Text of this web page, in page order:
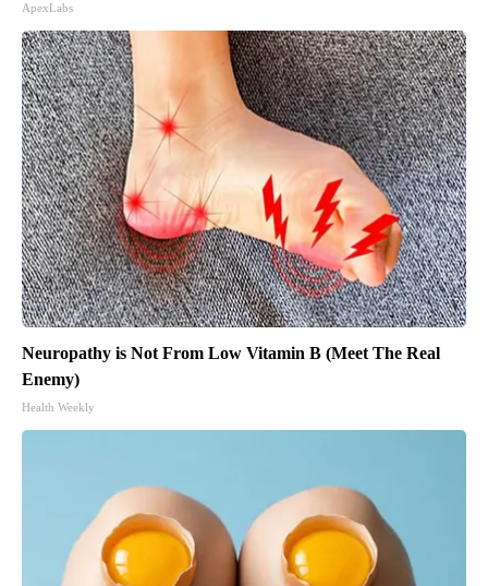
ApexLabs
Neuropathy is Not From Low Vitamin B (Meet The Real
Enemy)
Health Weekly